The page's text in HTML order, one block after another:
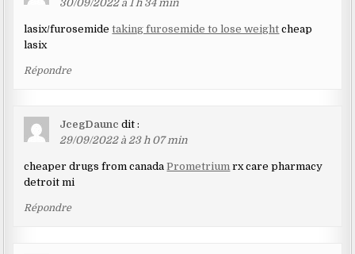
30/09/2022 à 1 h 34 min
lasix/furosemidetaking furosemide to lose weight cheap
lasix
Répondre
JcegDaunc dit :
29/09/2022 à 23 h 07 min
cheaper drugs from canadaPrometrium rx care pharmacy
detroit mi
Répondre